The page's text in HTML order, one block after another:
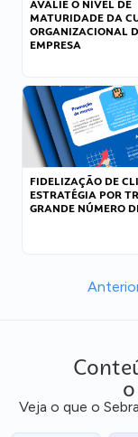
AVALIE O NÍVEL DE
MATURIDADE DA
ORGANIZACIONAL
EMPRESA
FIDELIZAÇÃO DE
ESTRATÉGIA POR
GRANDE NÚMERO
o
Veja o que o